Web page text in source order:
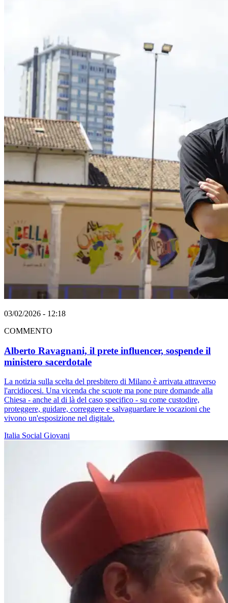
03/02/2026 - 12:18
COMMENTO
Alberto Ravagnani, il prete influencer, sospende il
ministero sacerdotale
La notizia sulla scelta del presbitero di Milano è arrivata attraverso
l'arcidiocesi. Una vicenda che scuote ma pone pure domande alla
Chiesa - anche al di là del caso specifico - su come custodire,
proteggere, guidare, correggere e salvaguardare le vocazioni che
vivono un'esposizione nel digitale.
Italia Social Giovani